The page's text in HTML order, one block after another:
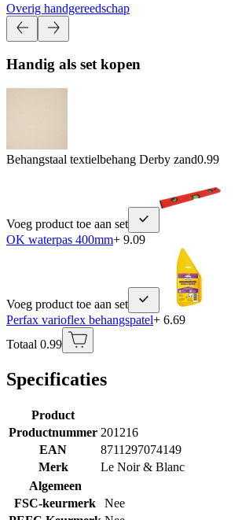
Overig handgereedschap
Handig als set kopen
Behangstaal textielbehang Derby zand0.99
Voeg product toe aan set
OK waterpas 400mm+ 9.09
Voeg product toe aan set
Perfax varioflex behangspatel+ 6.69
Totaal 0.99
Specificaties
Product
Productnummer 201216
EAN
8711297074149
Merk
Le Noir & Blanc
Algemeen
FSC-keurmerk
Nee